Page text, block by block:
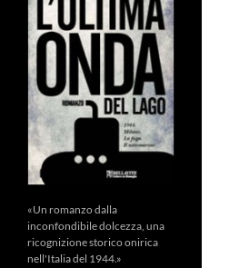
«Un romanzo dalla
inconfondibile dolcezza, una
ricognizione storico onirica
nell'Italia del 1944.»